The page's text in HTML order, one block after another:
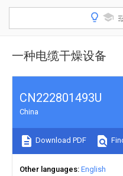
一种电缆干燥设备
CN222801493U
China
Download PDF
Other languages English